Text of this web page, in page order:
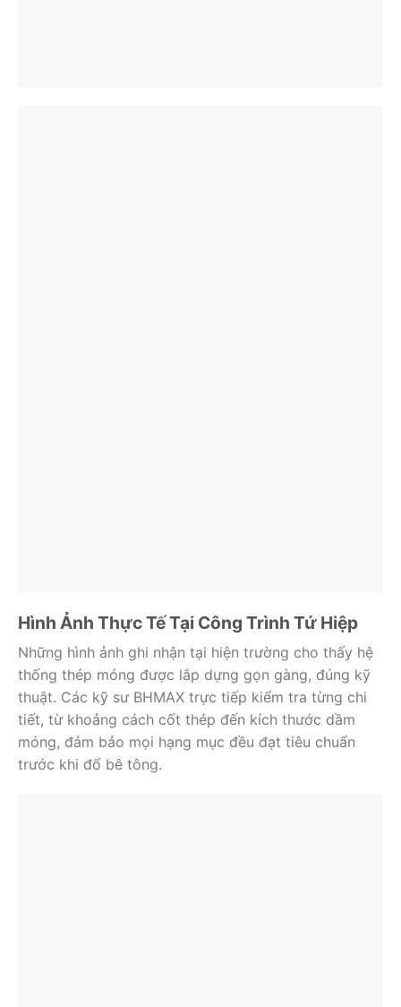
Hình Ảnh Thực Tế Tại Công Trình Tứ Hiệp
Những hình ảnh ghi nhận tại hiện trường cho thấy hệ
thống thép móng được lắp dựng gọn gàng, đúng kỹ
thuật. Các kỹ sư BHMAX trực tiếp kiểm tra từng chi
tiết, từ khoảng cách cốt thép đến kích thước dầm
móng, đảm bảo mọi hạng mục đều đạt tiêu chuẩn
trước khi đổ bê tông.